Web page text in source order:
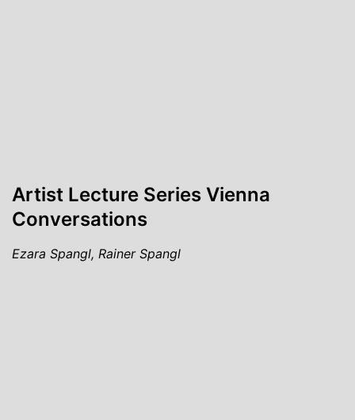
Artist Lecture Series Vienna
Conversations
Ezara Spangl, Rainer Spangl